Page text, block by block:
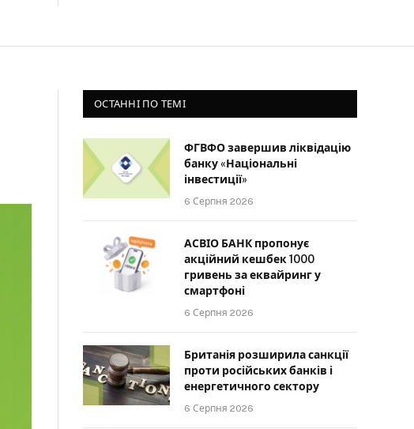
ОСТАННІ ПО ТЕМІ
ФГВФО завершив ліквідацію
банку «Національні
інвестиції»
6 Серпня 2026
АСВІО БАНК пропонує
акційний кешбек 1000
гривень за еквайринг у
смартфоні
6 Серпня 2026
Британія розширила санкції
проти російських банків і
енергетичного сектору
6 Серпня 2026